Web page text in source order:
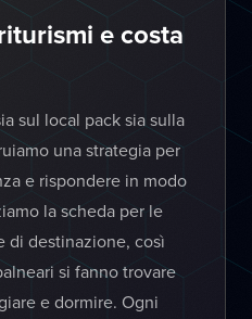
e costa
sul local pack sia sulla
una strategia per
e rispondere in modo
la scheda per le
di destinazione, così
si fanno trovare
e dormire. Ogni